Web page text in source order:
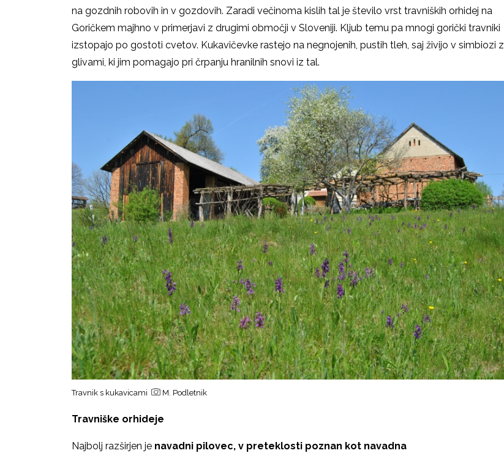
na gozdnih robovih in v gozdovih. Zaradi večinoma kislih tal je število vrst travniških orhidej na
Goričkem majhno v primerjavi z drugimi območji v Sloveniji. Kljub temu pa mnogi gorički travniki
izstopajo po gostoti cvetov. Kukavičevke rastejo na negnojenih, pustih tleh, saj živijo v simbiozi z
glivami, ki jim pomagajo pri črpanju hranilnih snovi iz tal.
Travnik s kukavicami M. Podletnik
Travniške orhideje
Najbolj razširjen je navadni pilovec, v preteklosti poznan kot navadna